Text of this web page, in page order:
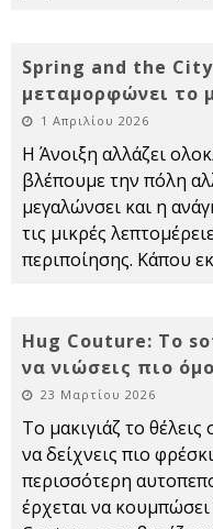
Spring and the
μεταμορφώνει το
1 Απριλίου 2026
Η Άνοιξη αλλάζει
βλέπουμε την πόλη
μεγαλώνσει και η
τις μικρές
περιποίησης. Κάπου
Hug Couture: Το
να νιώσεις πιο
23 Μαρτίου 2026
Το μακιγιάζ το
να δείχνεις πιο
περισσότερη
έρχεται να